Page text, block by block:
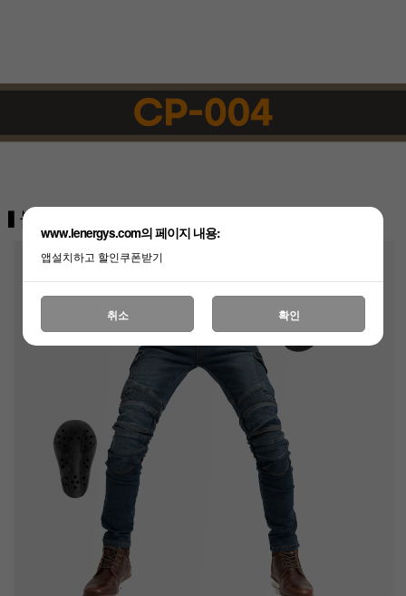
www.lenergys.com의 페이지 내용:
앱설치하고 할인쿠폰받기
취소 확인